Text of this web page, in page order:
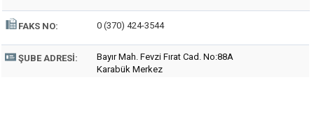
FAKS NO: 0 (370) 424-3544
ŞUBE ADRESI:
Bayır Mah. Fevzi Fırat Cad. No:88A
Karabük Merkez